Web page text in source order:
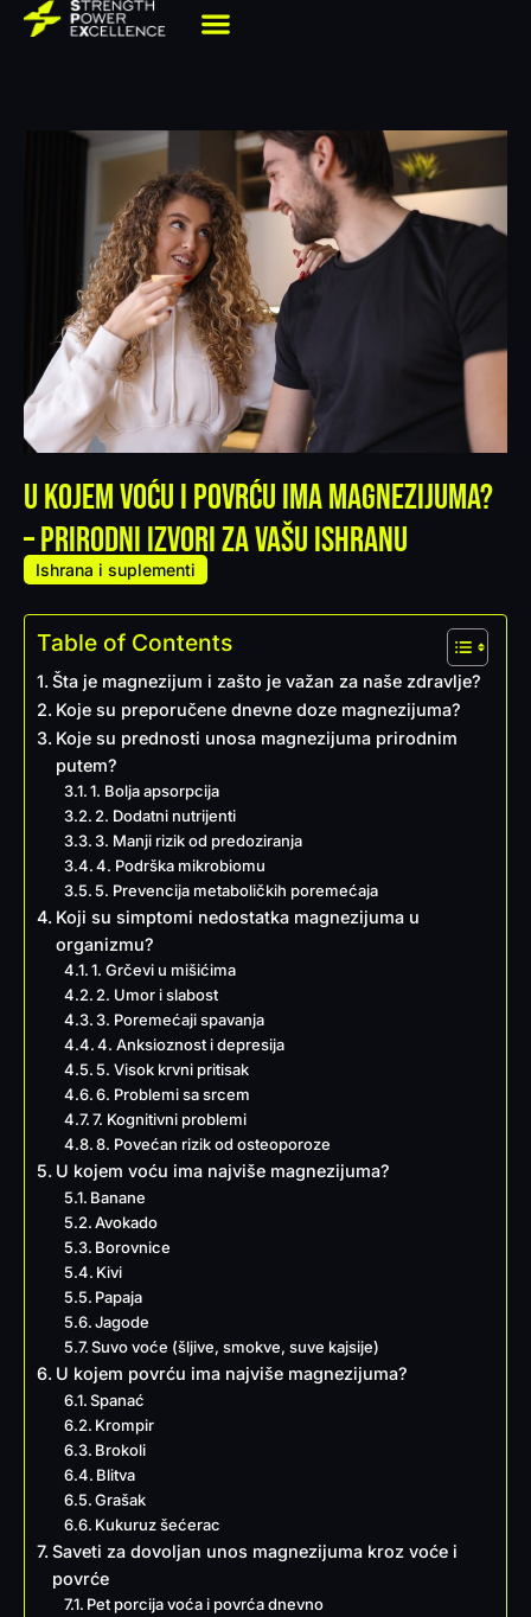
U kojem voću i povrću ima magnezijuma?
– Prirodni izvori za vašu ishranu
Ishrana i suplementi
Table of Contents
Šta je magnezijum i zašto je važan za naše zdravlje?
Koje su preporučene dnevne doze magnezijuma?
Koje su prednosti unosa magnezijuma prirodnim
putem?
1. Bolja apsorpcija
2. Dodatni nutrijenti
3. Manji rizik od predoziranja
4. Podrška mikrobiomu
5. Prevencija metaboličkih poremećaja
Koji su simptomi nedostatka magnezijuma u
organizmu?
1. Grčevi u mišićima
2. Umor i slabost
3. Poremećaji spavanja
4. Anksioznost i depresija
5. Visok krvni pritisak
6. Problemi sa srcem
7. Kognitivni problemi
8. Povećan rizik od osteoporoze
U kojem voću ima najviše magnezijuma?
Banane
Avokado
Borovnice
Kivi
Papaja
Jagode
Suvo voće (šljive, smokve, suve kajsije)
U kojem povrću ima najviše magnezijuma?
Spanać
Krompir
Brokoli
Blitva
Grašak
Kukuruz šećerac
Saveti za dovoljan unos magnezijuma kroz voće i
povrće
Pet porcija voća i povrća dnevno